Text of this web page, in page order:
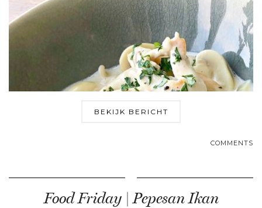
BEKIJK BERICHT
COMMENTS
Food Friday | Pepesan Ikan